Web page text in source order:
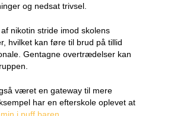
og nedsat trivsel.
nikotin stride imod skolens
hvilket kan føre til brud på tillid
Gentagne overtrædelser kan
været en gateway til mere
har en efterskole oplevet at